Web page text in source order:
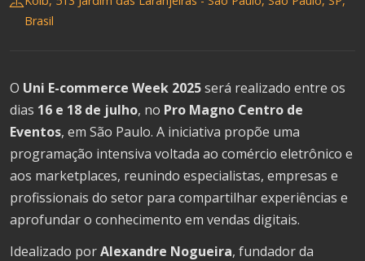
Brasil
O Uni E-commerce Week 2025será realizado entre os
dias 16 e 18 de julho, no Pro Magno Centro de
Eventos, em São Paulo. A iniciativa propõe uma
programação intensiva voltada ao comércio eletrônico e
aos marketplaces, reunindo especialistas, empresas e
profissionais do setor para compartilhar experiências e
aprofundar o conhecimento em vendas digitais.
Idealizado porAlexandre Nogueira, fundador da